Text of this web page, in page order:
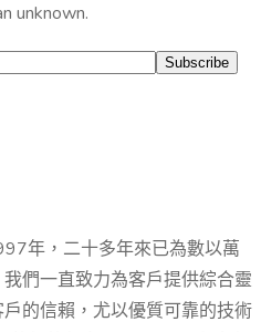
unknown.
年，二十多年來已為數以萬
們一直致力為客戶提供綜合靈
的信賴，尤以優質可靠的技術